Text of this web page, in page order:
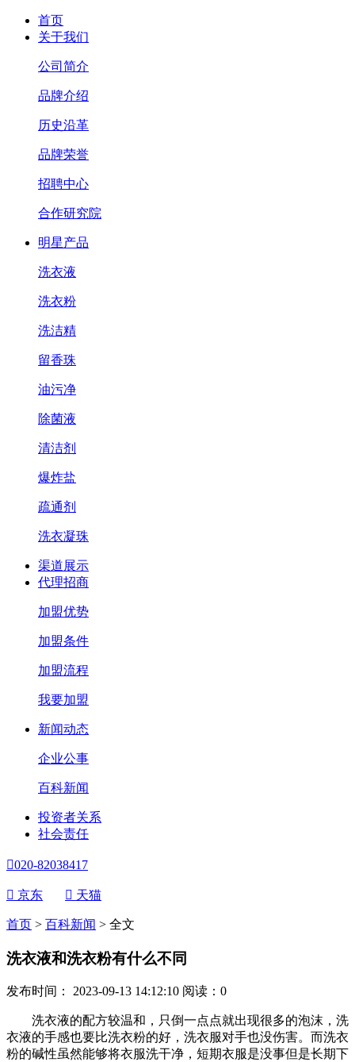
首页
关于我们
公司简介
品牌介绍
历史沿革
品牌荣誉
招聘中心
合作研究院
明星产品
洗衣液
洗衣粉
洗洁精
留香珠
油污净
除菌液
清洁剂
爆炸盐
疏通剂
洗衣凝珠
渠道展示
代理招商
加盟优势
加盟条件
加盟流程
我要加盟
新闻动态
企业公事
百科新闻
投资者关系
社会责任
020-82038417
 京东  天猫
首页 > 百科新闻 > 全文
洗衣液和洗衣粉有什么不同
发布时间： 2023-09-13 14:12:10 阅读： 0
洗衣液的配方较温和，只倒一点点就出现很多的泡沫，洗
衣液的手感也要比洗衣粉的好，洗衣服对手也没伤害。而洗衣
粉的碱性虽然能够将衣服洗干净，短期衣服是没事但是长期下